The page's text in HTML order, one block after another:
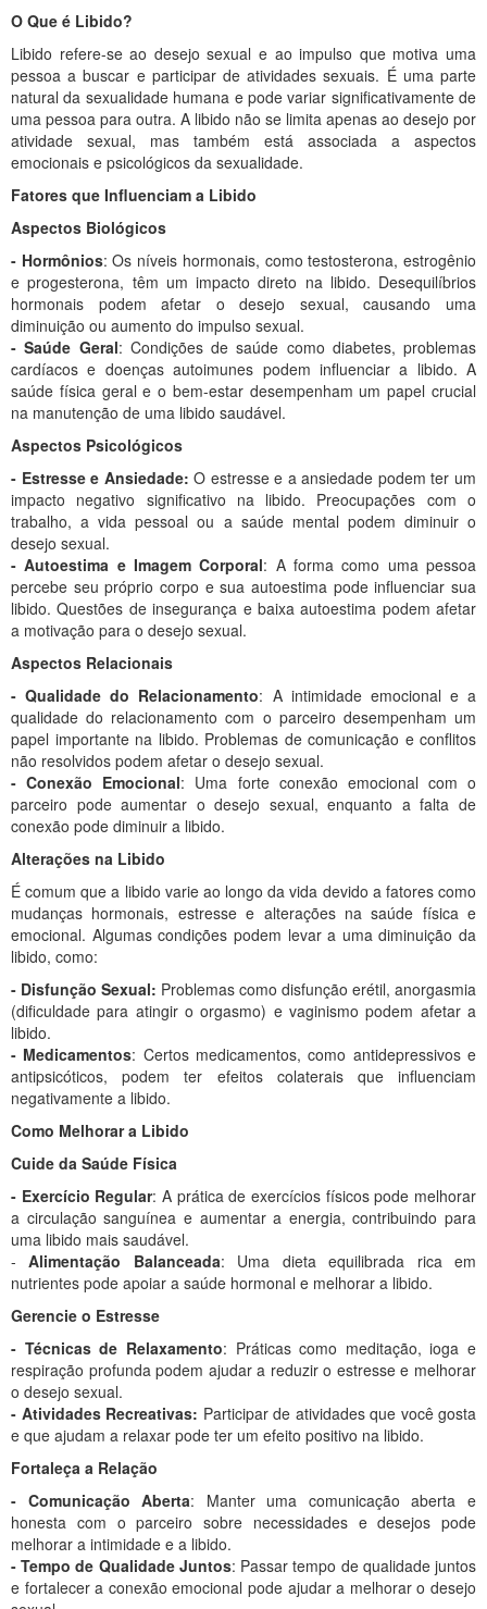
O Que é Libido?
Libido refere-se ao desejo sexual e ao impulso que motiva uma
pessoa a buscar e participar de atividades sexuais. É uma parte
natural da sexualidade humana e pode variar significativamente de
uma pessoa para outra. A libido não se limita apenas ao desejo por
atividade sexual, mas também está associada a aspectos
emocionais e psicológicos da sexualidade.
Fatores que Influenciam a Libido
Aspectos Biológicos
- Hormônios: Os níveis hormonais, como testosterona, estrogênio
e progesterona, têm um impacto direto na libido. Desequilíbrios
hormonais podem afetar o desejo sexual, causando uma
diminuição ou aumento do impulso sexual.
- Saúde Geral: Condições de saúde como diabetes, problemas
cardíacos e doenças autoimunes podem influenciar a libido. A
saúde física geral e o bem-estar desempenham um papel crucial
na manutenção de uma libido saudável.
Aspectos Psicológicos
- Estresse e Ansiedade: O estresse e a ansiedade podem ter um
impacto negativo significativo na libido. Preocupações com o
trabalho, a vida pessoal ou a saúde mental podem diminuir o
desejo sexual.
- Autoestima e Imagem Corporal: A forma como uma pessoa
percebe seu próprio corpo e sua autoestima pode influenciar sua
libido. Questões de insegurança e baixa autoestima podem afetar
a motivação para o desejo sexual.
Aspectos Relacionais
- Qualidade do Relacionamento: A intimidade emocional e a
qualidade do relacionamento com o parceiro desempenham um
papel importante na libido. Problemas de comunicação e conflitos
não resolvidos podem afetar o desejo sexual.
- Conexão Emocional: Uma forte conexão emocional com o
parceiro pode aumentar o desejo sexual, enquanto a falta de
conexão pode diminuir a libido.
Alterações na Libido
É comum que a libido varie ao longo da vida devido a fatores como
mudanças hormonais, estresse e alterações na saúde física e
emocional. Algumas condições podem levar a uma diminuição da
libido, como:
- Disfunção Sexual: Problemas como disfunção erétil, anorgasmia
(dificuldade para atingir o orgasmo) e vaginismo podem afetar a
libido.
- Medicamentos: Certos medicamentos, como antidepressivos e
antipsicóticos, podem ter efeitos colaterais que influenciam
negativamente a libido.
Como Melhorar a Libido
Cuide da Saúde Física
- Exercício Regular: A prática de exercícios físicos pode melhorar
a circulação sanguínea e aumentar a energia, contribuindo para
uma libido mais saudável.
-Alimentação Balanceada: Uma dieta equilibrada rica em
nutrientes pode apoiar a saúde hormonal e melhorar a libido.
Gerencie o Estresse
- Técnicas de Relaxamento: Práticas como meditação, ioga e
respiração profunda podem ajudar a reduzir o estresse e melhorar
o desejo sexual.
- Atividades Recreativas: Participar de atividades que você gosta
e que ajudam a relaxar pode ter um efeito positivo na libido.
Fortaleça a Relação
- Comunicação Aberta: Manter uma comunicação aberta e
honesta com o parceiro sobre necessidades e desejos pode
melhorar a intimidade e a libido.
- Tempo de Qualidade Juntos: Passar tempo de qualidade juntos
e fortalecer a conexão emocional pode ajudar a melhorar o desejo